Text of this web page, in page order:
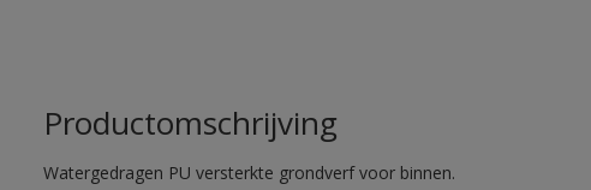
Productomschrijving
Watergedragen PU versterkte grondverf voor binnen.